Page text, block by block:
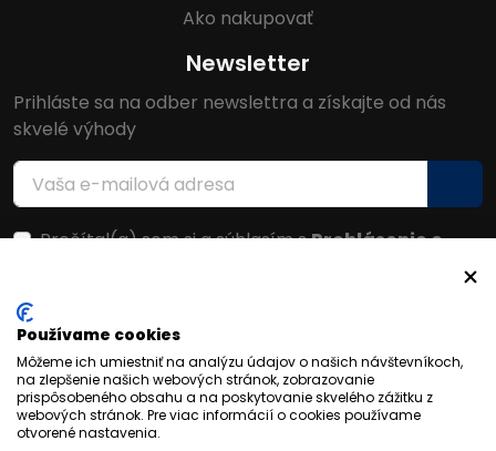
Ako nakupovať
Newsletter
Prihláste sa na odber newslettra a získajte od nás
skvelé výhody
Prečítal(a) som si a súhlasím sPrehlásenie o
Používame cookies
Môžeme ich umiestniť na analýzu údajov o našich návštevníkoch,
na zlepšenie našich webových stránok, zobrazovanie
prispôsobeného obsahu a na poskytovanie skvelého zážitku z
webových stránok. Pre viac informácií o cookies používame
otvorené nastavenia.